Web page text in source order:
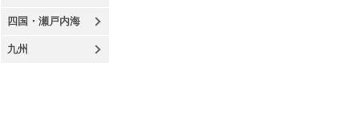
四国・瀬戸内海
九州